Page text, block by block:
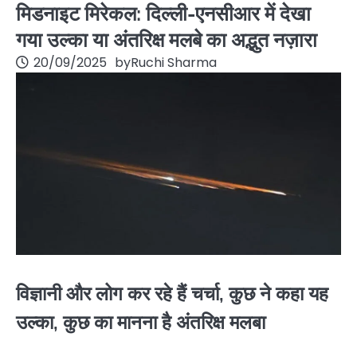
मिडनाइट मिरेकल: दिल्ली-एनसीआर में देखा
गया उल्का या अंतरिक्ष मलबे का अद्भुत नज़ारा
20/09/2025 byRuchi Sharma
विज्ञानी और लोग कर रहे हैं चर्चा, कुछ ने कहा यह
उल्का, कुछ का मानना है अंतरिक्ष मलबा